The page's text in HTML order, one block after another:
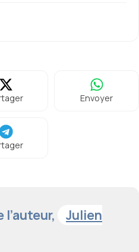
Envoyer
l’auteur,
Julien